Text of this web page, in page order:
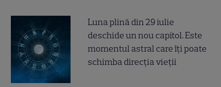
Luna plină din 29 iulie
deschide un nou capitol. Este
momentul astral care îți poate
schimba direcția vieții